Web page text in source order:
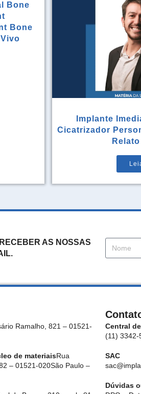
Bone
Bone
Implante
Cicatrizador
AS NOSSAS
Ramalho, 821 – 01521-
de materiaisRua
– 01521-020São Paulo –
Central
(11) 3342-
SAC
Dúvidas